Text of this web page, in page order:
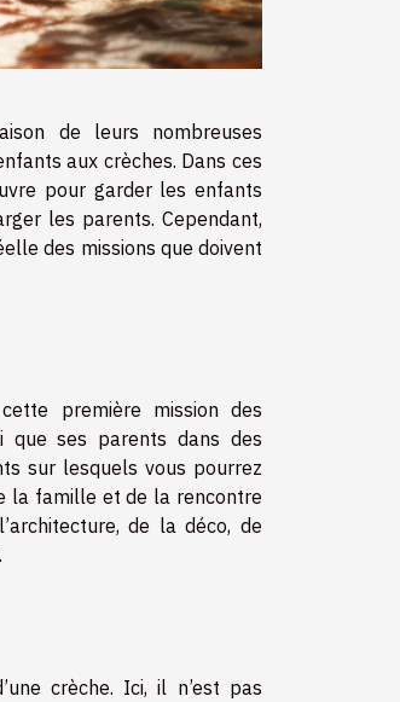
de leurs nombreuses
aux crèches. Dans ces
pour garder les enfants
les parents. Cependant,
des missions que doivent
première mission des
que ses parents dans des
sur lesquels vous pourrez
la famille et de la rencontre
de la déco, de
crèche. Ici, il n’est pas